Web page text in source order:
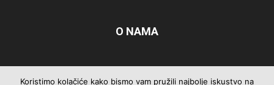
O NAMA
Pratite nas
Koristimo kolačiće kako bismo vam pružili najbolje iskustvo na